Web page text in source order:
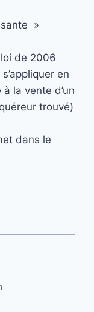
»
de 2006
en
la vente d’un
trouvé)
dans le